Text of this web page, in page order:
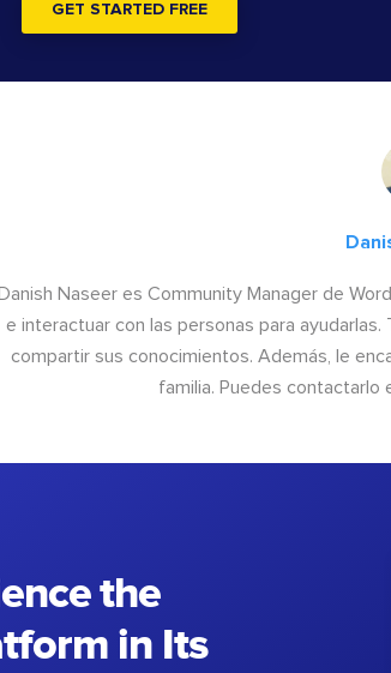
GET STARTED FREE
Danish Naseer es Community Manager de
e interactuar con las personas para
compartir sus conocimientos. Además, le
familia. Puedes contactarlo
the
in Its